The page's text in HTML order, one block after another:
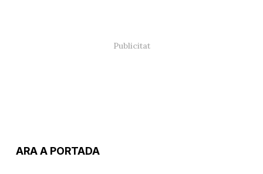
ARA A PORTADA